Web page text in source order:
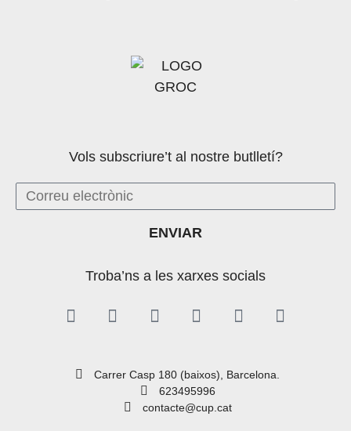
Vols subscriure’t al nostre butlletí?
ENVIAR
Troba’ns a les xarxes socials
Carrer Casp 180 (baixos), Barcelona.
623495996
contacte@cup.cat